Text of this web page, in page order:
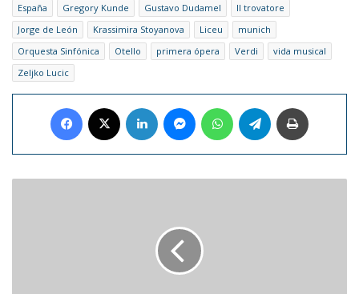
España
Gregory Kunde Gustavo Dudamel
Il trovatore
Jorge de León
Krassimira Stoyanova Liceu
munich
Orquesta Sinfónica
Otello primera ópera Verdi
vida musical
Zeljko Lucic
Facebook LinkedIn MessengerWhatsAppTelegram